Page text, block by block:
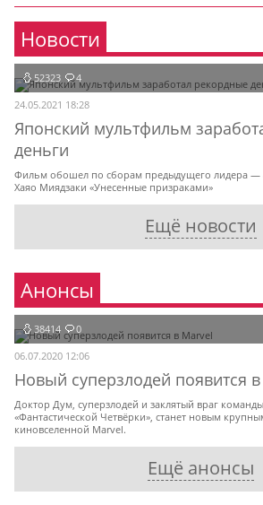
Новости
52323 4
24.05.2021 18:28
Японский мультфильм
деньги
Фильм обошел по сборам предыдущего лидера —
Хаяо Миядзаки «Унесенные призраками»
Ещё новости
Анонсы
38414 0
06.07.2020 12:06
Новый суперзлодей появится
Доктор Дум, суперзлодей и заклятый враг
«Фантастической Четвёрки», станет новым
киновселенной Marvel.
Ещё анонсы